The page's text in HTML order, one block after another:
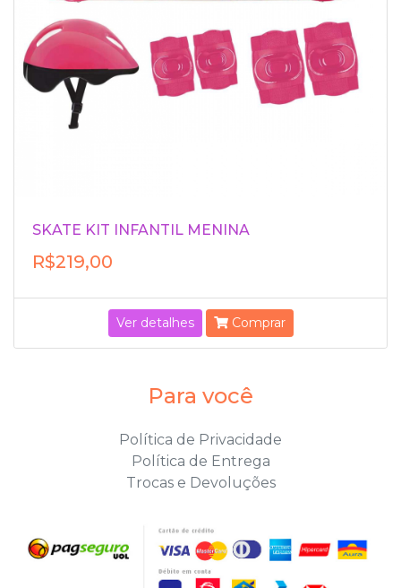
SKATE KIT INFANTIL MENINA
R$219,00
Ver detalhes Comprar
Para você
Política de Privacidade
Política de Entrega
Trocas e Devoluções